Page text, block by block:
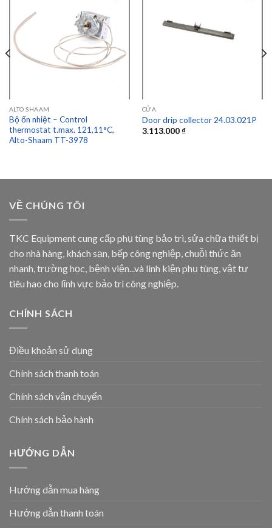
Add to
wishlist
ALTO SHAAM
Bộ ổn nhiệt – Control
thermostat t.max. 121,11°C,
Alto-Shaam TT-3978
wishlist
CỬA
Door drip collector 24.03.021P
3.113.000₫
VỀ CHÚNG TÔI
TKC Equipment cung cấp phụ tùng bảo trì, sửa chữa thiết bị
cho nhà hàng, khách sạn, bếp công nghiệp, chuỗi thức ăn
nhanh, trường học, bệnh viện...và linh kiện phụ tùng, vật tư
tiêu hao cho lĩnh vực bảo trì công nghiệp.
CHÍNH SÁCH
Điều khoản sử dụng
Chính sách thanh toán
Chính sách vận chuyển
Chính sách bảo hành
HƯỚNG DẪN
Hướng dẫn mua hàng
Hướng dẫn thanh toán